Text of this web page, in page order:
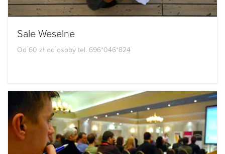
Sale Weselne
Od 60 zł od osoby tel. 696*046*824